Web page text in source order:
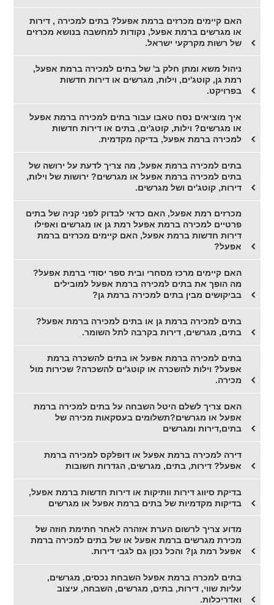
האם קיימים מכרזים ברמת אפעל? בתים למכירה , דירות
או מגרשים ברמת אפעל, נקודות למחשבה בנושא מכרזים
של רשות מקרקעי ישראל.
ניהול משא ומתן חלק ב' של בתים למכירה ברמת אפעל,
רמת גן, קוטג'ים, וילות, מגרשים או דירות חדשות
בפרויקט.
איך מוציאים נסח טאבו עבור בתים למכירה ברמת אפעל
או מגרשים? וילות, קוטג'ים, בתים או דירות חדשות
למכירה ברמת אפעל, בדיקה מקדמית.
בתים למכירה ברמת אפעל, מה צריך לדעת על ירושה של
בתים למכירה ברמת אפעל או מגרשים? ירושות של וילות,
דירות, קוטג'ים ושל מגרשים.
מכרזים רמת אפעל, האם כדאי לבדוק לפני קניה של בתים
פרטיים למכירה ברמת אפעל רמת גן או מגרשים ואפילו
דירות חדשות ברמת אפעל, האם קיימים מכרזים ברמת
אפעל?
האם קיימים מרכז מסחרי ובית ספר יסודי ברמת אפעל?
מה הופך את בתים למכירה ברמת אפעל למובילים
בביקושים מבין בתים למכירה ברמת גן?
בתים למכירה ברמת גן או בתים למכירה ברמת אפעל?
בתים, מגרשים, דירות בקרבה לתל השומר.
בתים למכירה ברמת אפעל או בתים להשכרה ברמת
אפעל? וילות להשכרה או קוטג'ים להשכרה? שכירות מול
מכירה.
האם צריך לשלם היטל השבחה על בתים למכירה ברמת
אפעל או מגרשים?תשלומים בעסקאות מכירה של
בתים,דירות ומגרשים
דירה למכירה ברמת אפעל או דופלקס למכירה ברמת
אפעל? דירות, בתים, מגרשים, הגדרות חשובות
בדיקת סיווג דירות וותיקות או דירות חדשות ברמת אפעל,
בדיקות מקדמיות של בתים ברמת אפעל או מגרשים
מדוע צריך לרשום הערת אזהרה לאחר חתימת חוזה של
מכירת מגרשים ברמת אפעל או של בתים למכירה ברמת
אפעל רמת גן? והכל נכון גם לגבי דירות.
בתים למכרה ברמת אפעל השבחת נכסים, מגרשים,
עליות שווי, דירות, בתים, מגרשים, השבחה, עיצוב
ואדריכלות.